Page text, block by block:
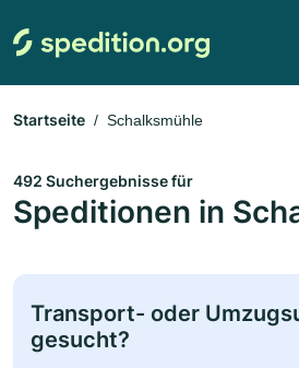
Startseite Schalksmühle
492 Suchergebnisse für
Speditionen in
Transport- oder
gesucht?